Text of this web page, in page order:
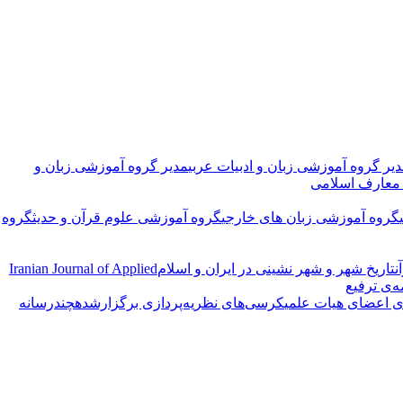
گروه آموزشی زبان و ادبیات عربیمدیر گروه آموزشی زبان و
اسلامی
گروه آموزشی زبان های خارجیگروه آموزشی علوم قرآن و حدیثگروه
تاریخ شهر و شهر نشینی در ایران و اسلامIranian Journal of Applied
ترفیع
اعضای هیات علمیکرسی‌های نظریه‌پردازی برگزارشدهچندرسانه